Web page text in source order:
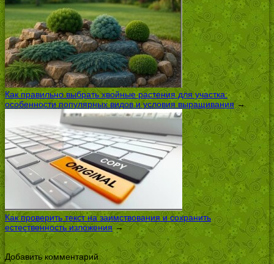
Как правильно выбрать хвойные растения для участка:
особенности популярных видов и условия выращивания→
Как проверить текст на заимствования и сохранить
естественность изложения→
Добавить комментарий